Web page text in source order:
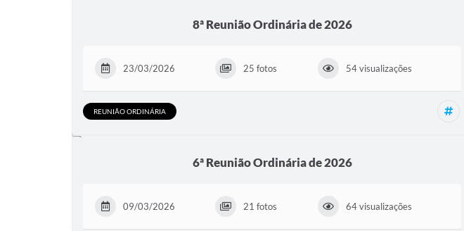
8ª Reunião Ordinária de 2026
23/03/2026 25 fotos 54 visualizações
REUNIÃO ORDINÁRIA
6ª Reunião Ordinária de 2026
09/03/2026 21 fotos 64 visualizações